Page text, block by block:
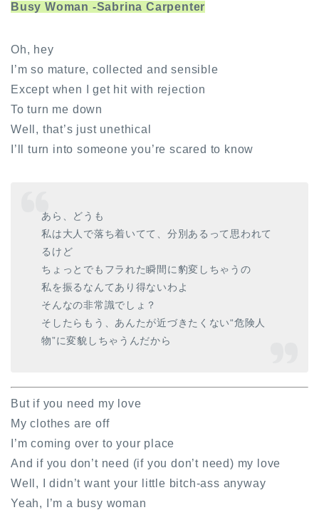
Busy Woman -Sabrina Carpenter
Oh, hey
I’m so mature, collected and sensible
Except when I get hit with rejection
To turn me down
Well, that’s just unethical
I’ll turn into someone you’re scared to know
あら、どうも
私は大人で落ち着いてて、分別あるって思われて
るけど
ちょっとでもフラれた瞬間に豹変しちゃうの
私を振るなんてあり得ないわよ
そんなの非常識でしょ？
そしたらもう、あんたが近づきたくない“危険人
物”に変貌しちゃうんだから
But if you need my love
My clothes are off
I’m coming over to your place
And if you don’t need (if you don’t need) my love
Well, I didn’t want your little bitch-ass anyway
Yeah, I’m a busy woman